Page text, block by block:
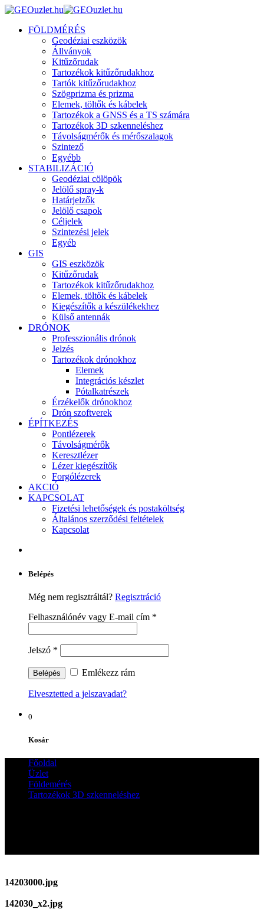
FÖLDMÉRÉS
Geodéziai eszközök
Állványok
Kitűzőrudak
Tartozékok kitűzőrudakhoz
Tartók kitűzőrudakhoz
Szögprizma és prizma
Elemek, töltők és kábelek
Tartozékok a GNSS és a TS számára
Tartozékok 3D szkenneléshez
Távolságmérők és mérőszalagok
Szintező
Egyébb
STABILIZÁCIÓ
Geodéziai cölöpök
Jelölő spray-k
Határjelzők
Jelölő csapok
Céljelek
Szintezési jelek
Egyéb
GIS
GIS eszközök
Kitűzőrudak
Tartozékok kitűzőrudakhoz
Elemek, töltők és kábelek
Kiegészítők a készülékekhez
Külső antennák
DRÓNOK
Professzionális drónok
Jelzés
Tartozékok drónokhoz
Elemek
Integrációs készlet
Pótalkatrészek
Érzékelők drónokhoz
Drón szoftverek
ÉPÍTKEZÉS
Pontlézerek
Távolságmérők
Keresztlézer
Lézer kiegészítők
Forgólézerek
AKCIÓ
KAPCSOLAT
Fizetési lehetőségek és postaköltség
Általános szerződési feltételek
Kapcsolat
Belépés
Még nem regisztráltál? Regisztráció
Felhasználónév vagy E-mail cím *
Jelszó *
Emlékezz rám
Elvesztetted a jelszavadat?
0
Kosár
Főoldal
Üzlet
Földemérés
Tartozékok 3D szkenneléshez
14203000.jpg
142030_x2.jpg